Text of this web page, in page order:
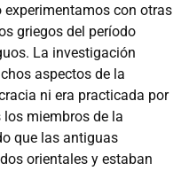
con otras
griegos del período
La investigación
aspectos de la
ni era practicada por
miembros de la
que las antiguas
orientales y estaban